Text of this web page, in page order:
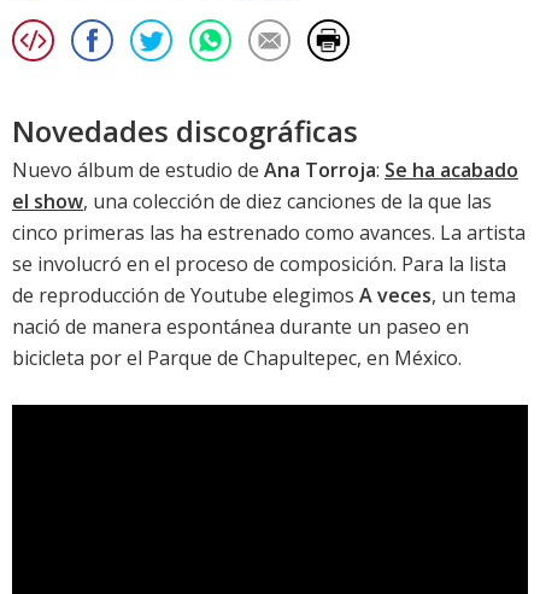
Novedades discográficas
Nuevo álbum de estudio de Ana Torroja: Se ha acabado
el show, una colección de diez canciones de la que las
cinco primeras las ha estrenado como avances. La artista
se involucró en el proceso de composición. Para la lista
de reproducción de Youtube elegimos A veces, un tema
nació de manera espontánea durante un paseo en
bicicleta por el Parque de Chapultepec, en México.